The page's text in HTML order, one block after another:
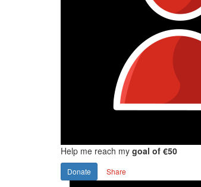
Help me reach my goal of €50
Donate Share